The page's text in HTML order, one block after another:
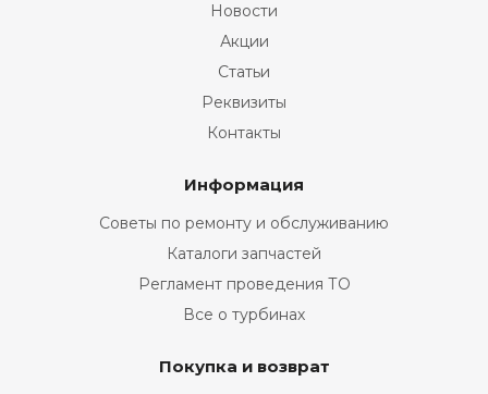
Новости
Акции
Статьи
Реквизиты
Контакты
Информация
Советы по ремонту и обслуживанию
Каталоги запчастей
Регламент проведения ТО
Все о турбинах
Покупка и возврат